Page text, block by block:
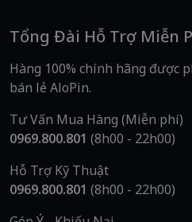
Tổng Đài Hỗ Trợ Miễn
Hàng 100% chính hãng được
bán lẻ AloPin.
Tư Vấn Mua Hàng (Miễn phí)
0969.800.801 (8h00 - 22h00)
Hỗ Trợ Kỹ Thuật
0969.800.801 (8h00 - 22h00)